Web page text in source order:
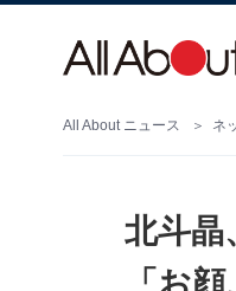
All About ニュース ネ
北斗晶
「お